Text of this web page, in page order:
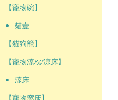
【寵物碗】
貓壹
【貓狗籠】
【寵物涼枕/涼床】
涼床
【寵物窩床】